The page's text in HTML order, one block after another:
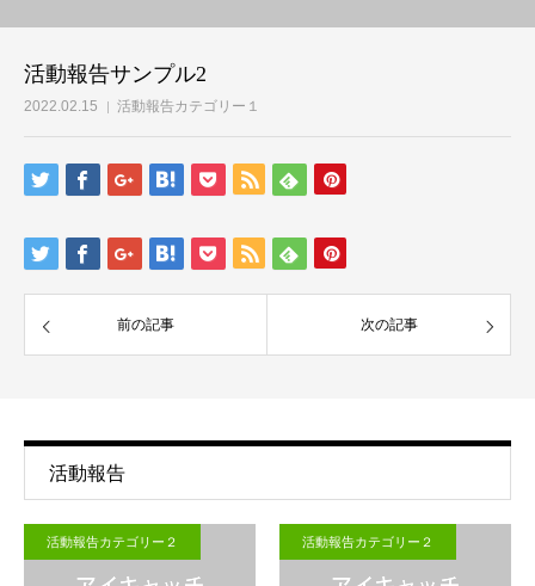
活動報告サンプル2
2022.02.15 活動報告カテゴリー１
前の記事 次の記事
活動報告
活動報告カテゴリー２ 活動報告カテゴリー２